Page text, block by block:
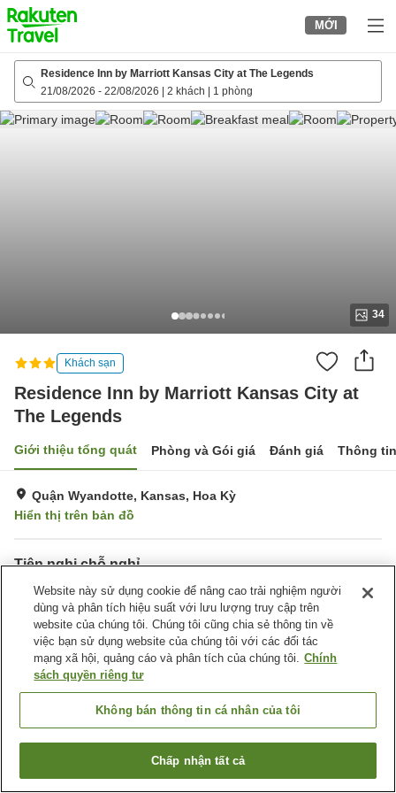
to
top
page
MỚI
Residence Inn by Marriott Kansas City at The Legends
21/08/2026 - 22/08/2026 2 khách 1 phòng
34
Khách sạn
Residence Inn by Marriott Kansas City at
The Legends
Giới thiệu tổng quát Phòng và Gói giá Đánh giá Thông
Quận Wyandotte, Kansas, Hoa Kỳ
Hiển thị trên bản đồ
Tiện nghi chỗ nghỉ
Bãi đỗ xe
Hoàn toàn không hút thuốc
Giặt ủi
Tiện nghi văn phòng
Trang chủ Hoa Kỳ Kansas
Quận Wyandotte
Residence Inn by Marriott Kansas City at The Legends
Tìm phòng trống
Website này sử dụng cookie để nâng cao trải nghiệm người
dùng và phân tích hiệu suất với lưu lượng truy cập trên
website của chúng tôi. Chúng tôi cũng chia sẻ thông tin về
việc bạn sử dụng website của chúng tôi với các đối tác
mạng xã hội, quảng cáo và phân tích của chúng tôi. Chính
sách quyền riêng tư
Không bán thông tin cá nhân của tôi
Chấp nhận tất cả